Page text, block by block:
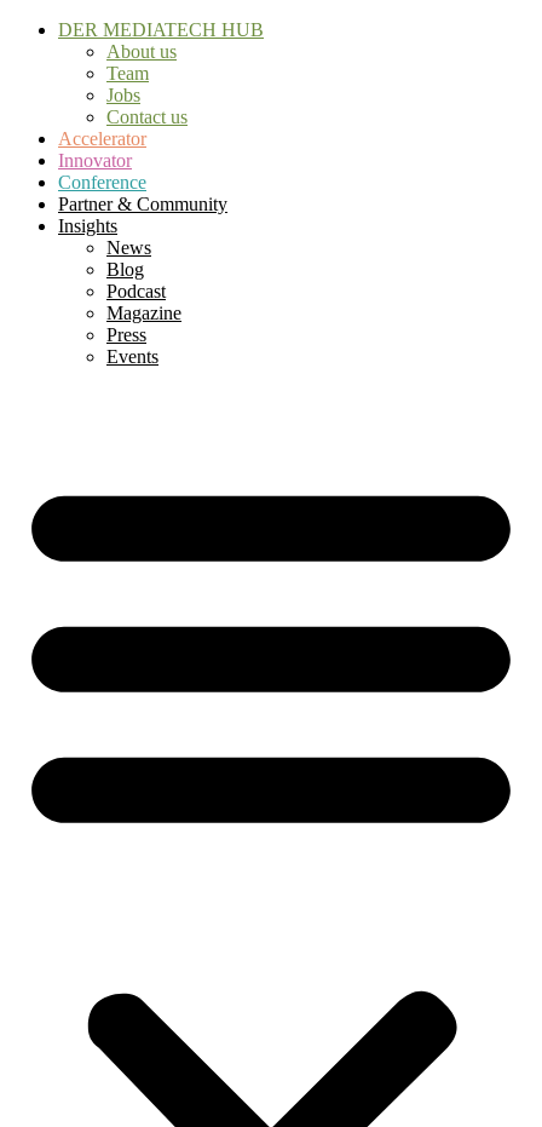
Skip
DER MEDIATECH HUB
About us
Team
Jobs
Contact us
Accelerator
Innovator
Conference
Partner & Community
Insights
News
Blog
Podcast
Magazine
Press
Events